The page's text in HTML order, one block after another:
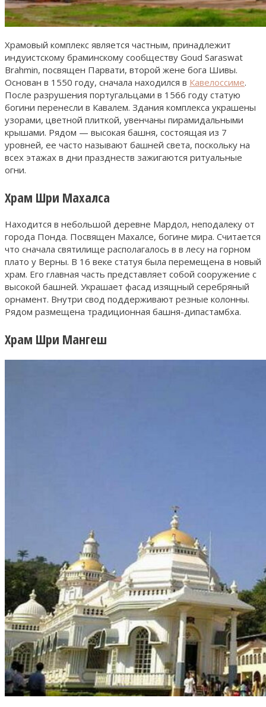
Храмовый комплекс является частным, принадлежит
индуистскому браминскому сообществу Goud Saraswat
Brahmin, посвящен Парвати, второй жене бога Шивы.
Основан в 1550 году, сначала находился в Кавелоссиме.
После разрушения португальцами в 1566 году статую
богини перенесли в Кавалем. Здания комплекса украшены
узорами, цветной плиткой, увенчаны пирамидальными
крышами. Рядом — высокая башня, состоящая из 7
уровней, ее часто называют башней света, поскольку на
всех этажах в дни празднеств зажигаются ритуальные
огни.
Храм Шри Махалса
Находится в небольшой деревне Мардол, неподалеку от
города Понда. Посвящен Махалсе, богине мира. Считается
что сначала святилище располагалось в в лесу на горном
плато у Верны. В 16 веке статуя была перемещена в новый
храм. Его главная часть представляет собой сооружение с
высокой башней. Украшает фасад изящный серебряный
орнамент. Внутри свод поддерживают резные колонны.
Рядом размещена традиционная башня-дипастамбха.
Храм Шри Мангеш